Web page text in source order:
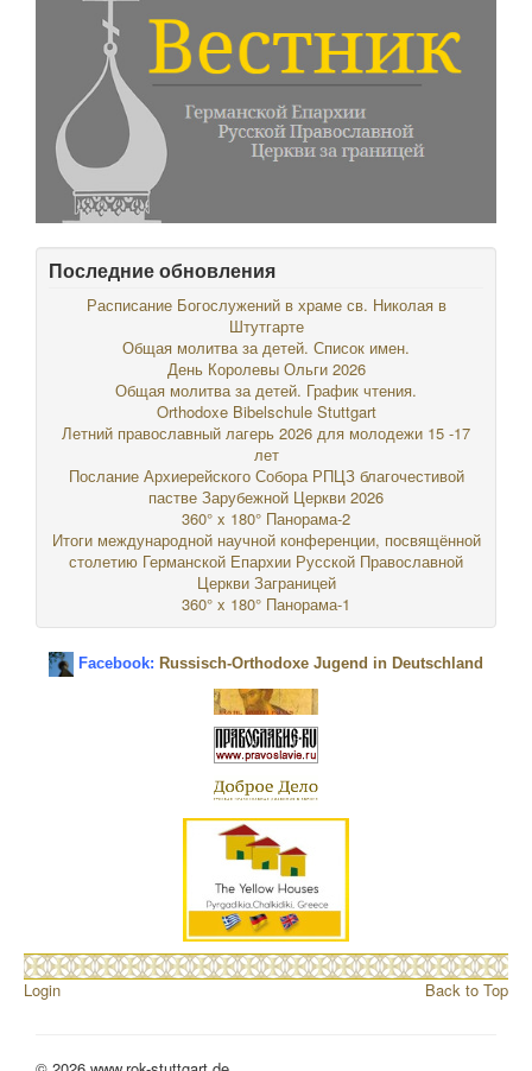
Последние обновления
Расписание Богослужений в храме св. Николая в
Штутгарте
Общая молитва за детей. Список имен.
День Королевы Ольги 2026
Общая молитва за детей. График чтения.
Orthodoxe Bibelschule Stuttgart
Летний православный лагерь 2026 для молодежи 15 -17
лет
Послание Архиерейского Собора РПЦЗ благочестивой
пастве Зарубежной Церкви 2026
360° x 180° Панорама-2
Итоги международной научной конференции, посвящённой
столетию Германской Епархии Русской Православной
Церкви Заграницей
360° x 180° Панорама-1
Facebook: Russisch-Orthodoxe Jugend in Deutschland
Login Back to Top